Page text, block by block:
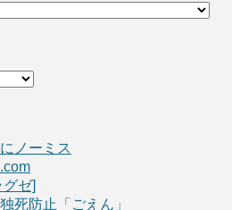
ノーミス
ゼ]
死防止「ごえん」